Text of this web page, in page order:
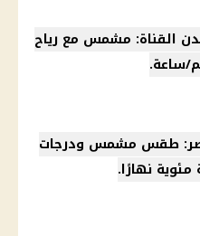
القناة: مشمس مع رياح
طقس مشمس ودرجات